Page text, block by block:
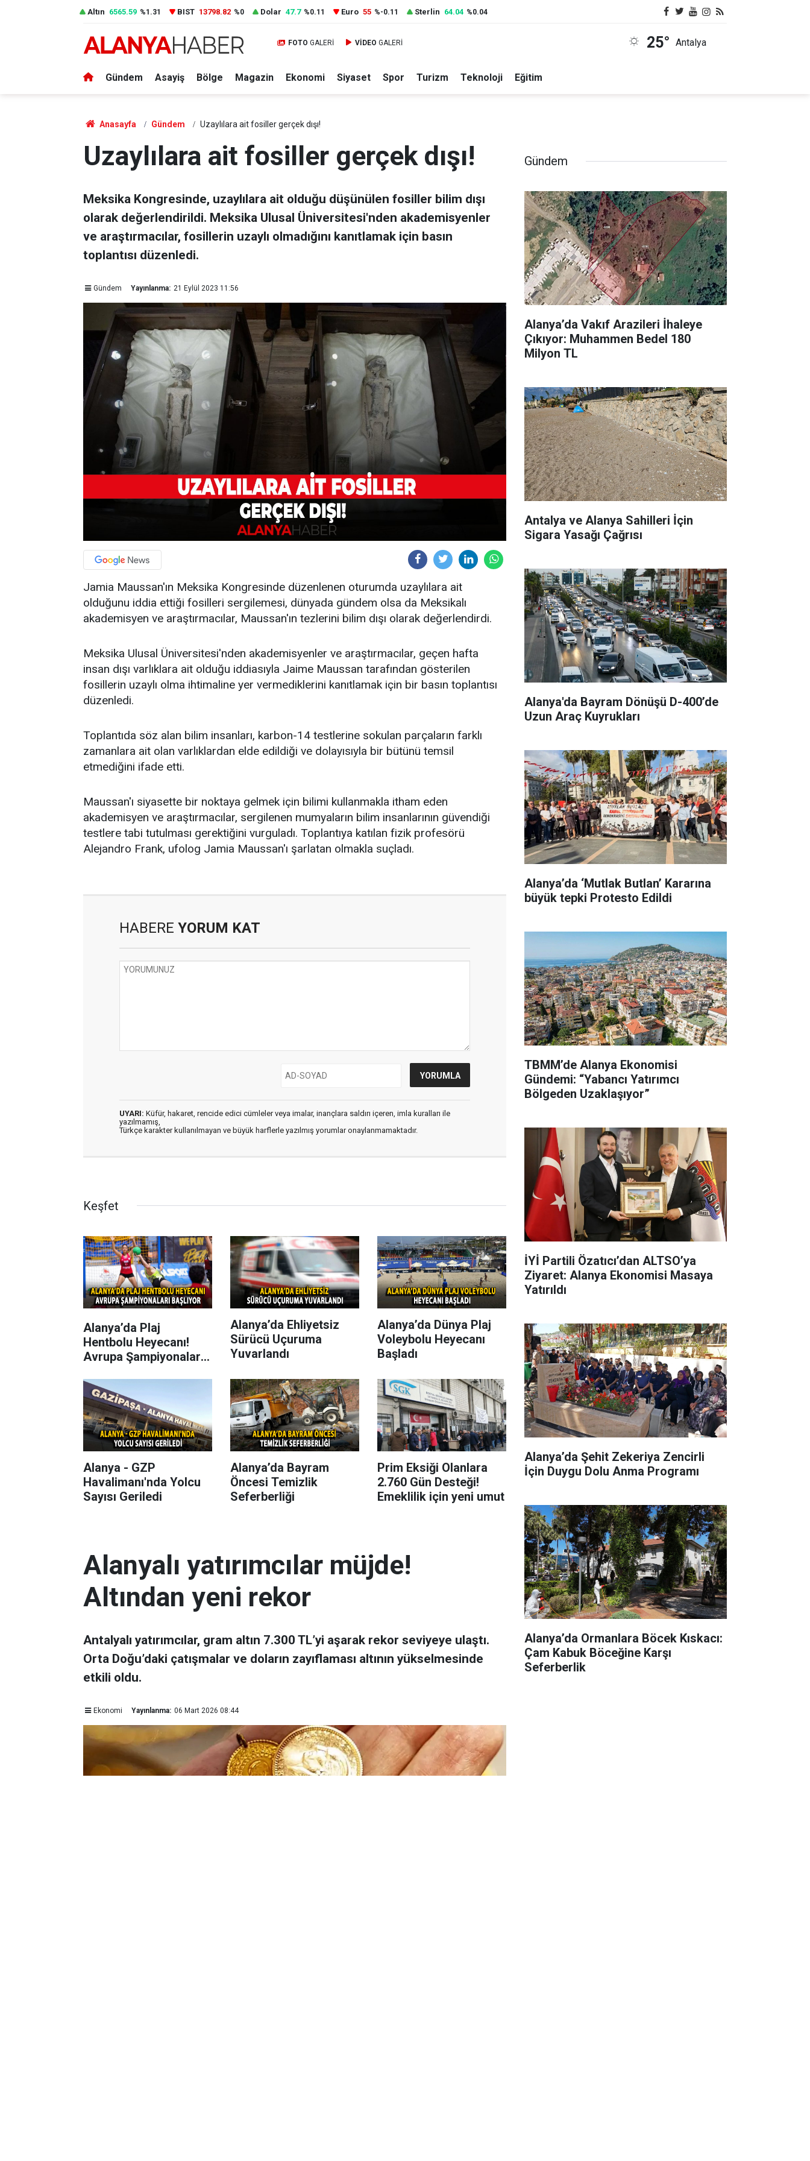
Altın 6565.59 %1.31 BIST 13798.82 %0 Dolar 47.7 %0.11 Euro 55 %-0.11 Sterlin 64.04 %0.04
FOTO GALERİ VİDEO GALERİ 25° Antalya
Gündem Asayiş Bölge Magazin Ekonomi Siyaset Spor Turizm Teknoloji Eğitim
Anasayfa Gündem Uzaylılara ait fosiller gerçek dışı!
Uzaylılara ait fosiller gerçek dışı!
Meksika Kongresinde, uzaylılara ait olduğu düşünülen fosiller bilim dışı
olarak değerlendirildi. Meksika Ulusal Üniversitesi'nden akademisyenler
ve araştırmacılar, fosillerin uzaylı olmadığını kanıtlamak için basın
toplantısı düzenledi.
Gündem Yayınlanma: 21 Eylül 2023 11:56
Jamia Maussan'ın Meksika Kongresinde düzenlenen oturumda uzaylılara ait
olduğunu iddia ettiği fosilleri sergilemesi, dünyada gündem olsa da Meksikalı
akademisyen ve araştırmacılar, Maussan'ın tezlerini bilim dışı olarak değerlendirdi.
Meksika Ulusal Üniversitesi'nden akademisyenler ve araştırmacılar, geçen hafta
insan dışı varlıklara ait olduğu iddiasıyla Jaime Maussan tarafından gösterilen
fosillerin uzaylı olma ihtimaline yer vermediklerini kanıtlamak için bir basın toplantısı
düzenledi.
Toplantıda söz alan bilim insanları, karbon-14 testlerine sokulan parçaların farklı
zamanlara ait olan varlıklardan elde edildiği ve dolayısıyla bir bütünü temsil
etmediğini ifade etti.
Maussan'ı siyasette bir noktaya gelmek için bilimi kullanmakla itham eden
akademisyen ve araştırmacılar, sergilenen mumyaların bilim insanlarının güvendiği
testlere tabi tutulması gerektiğini vurguladı. Toplantıya katılan fizik profesörü
Alejandro Frank, ufolog Jamia Maussan'ı şarlatan olmakla suçladı.
HABERE YORUM KAT
UYARI: Küfür, hakaret, rencide edici cümleler veya imalar, inançlara saldırı içeren, imla kuralları ile
yazılmamış,
Türkçe karakter kullanılmayan ve büyük harflerle yazılmış yorumlar onaylanmamaktadır.
Keşfet
Alanya’da Plaj
Hentbolu Heyecanı!
Avrupa Şampiyonaları
Alanya’da Ehliyetsiz
Sürücü Uçuruma
Yuvarlandı
Alanya’da Dünya Plaj
Voleybolu Heyecanı
Başladı
Alanya - GZP
Havalimanı'nda Yolcu
Sayısı Geriledi
Alanya’da Bayram
Öncesi Temizlik
Seferberliği
Prim Eksiği Olanlara
2.760 Gün Desteği!
Emeklilik için yeni umut
Alanyalı yatırımcılar müjde!
Altından yeni rekor
Antalyalı yatırımcılar, gram altın 7.300 TL’yi aşarak rekor seviyeye ulaştı.
Orta Doğu’daki çatışmalar ve doların zayıflaması altının yükselmesinde
etkili oldu.
Ekonomi Yayınlanma: 06 Mart 2026 08:44
Gündem
Alanya’da Vakıf Arazileri İhaleye
Çıkıyor: Muhammen Bedel 180
Milyon TL
Antalya ve Alanya Sahilleri İçin
Sigara Yasağı Çağrısı
Alanya'da Bayram Dönüşü D-400’de
Uzun Araç Kuyrukları
Alanya’da ‘Mutlak Butlan’ Kararına
büyük tepki Protesto Edildi
TBMM’de Alanya Ekonomisi
Gündemi: “Yabancı Yatırımcı
Bölgeden Uzaklaşıyor”
İYİ Partili Özatıcı’dan ALTSO’ya
Ziyaret: Alanya Ekonomisi Masaya
Yatırıldı
Alanya’da Şehit Zekeriya Zencirli
İçin Duygu Dolu Anma Programı
Alanya’da Ormanlara Böcek Kıskacı:
Çam Kabuk Böceğine Karşı
Seferberlik